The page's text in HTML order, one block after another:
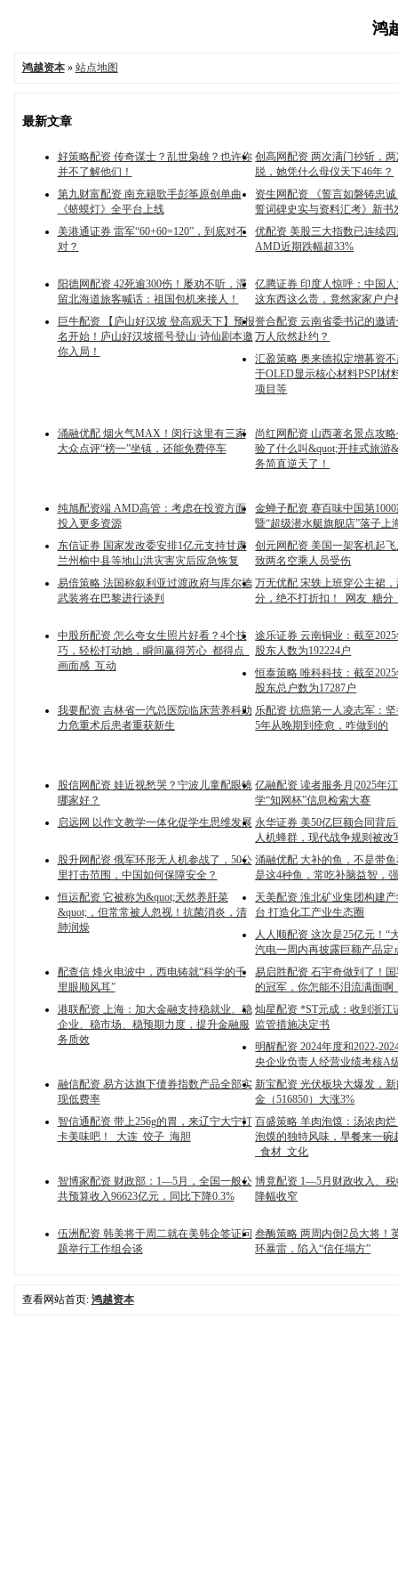
鸿
鸿越资本» 站点地图
最新文章
好策略配资 传奇谋士？乱世枭雄？也许你
并不了解他们！
创高网配资 两次满门抄斩，
脱，她凭什么母仪天下46年？
第九财富配资 南充籍歌手彭筝原创单曲
《蛴蟆灯》全平台上线
资生网配资 《誓言如磐铸忠
誓词碑史实与资料汇考》新书
美港通证券 雷军“60+60=120”，到底对不
对？
优配资 美股三大指数已连续
AMD近期跌幅超33%
阳德网配资 42死逾300伤！屡劝不听，滞
留北海道旅客喊话：祖国包机来接人！
亿腾证券 印度人惊呼：中国
这东西这么贵，竟然家家户户
巨牛配资 【庐山好汉坡 登高观天下】预报
名开始！庐山好汉坡摇号登山·诗仙剧本邀
你入局！
誉合配资 云南省委书记的邀
万人欣然赴约？
汇盈策略 奥来德拟定增募资
于OLED显示核心材料PSPI材
项目等
涌融优配 烟火气MAX！闵行这里有三家
大众点评“榜一”坐镇，还能免费停车
尚红网配资 山西著名景点攻
验了什么叫&quot;开挂式旅游
务简直逆天了！
纯旭配资端 AMD高管：考虑在投资方面
投入更多资源
金蝉子配资 赛百味中国第
暨“超级潜水艇旗舰店”落子上
东信证券 国家发改委安排1亿元支持甘肃
兰州榆中县等地山洪灾害灾后应急恢复
创元网配资 美国一架客机起
致两名空乘人员受伤
易倍策略 法国称叙利亚过渡政府与库尔德
武装将在巴黎进行谈判
万无优配 宋轶上班穿公主裙
分，绝不打折扣！_网友_糖分
中股所配资 怎么夸女生照片好看？4个技
巧，轻松打动她，瞬间赢得芳心_都得点_
画面感_互动
途乐证券 云南铜业：截至
股东人数为192224户
恒泰策略 唯科科技：截至
股东总户数为17287户
我要配资 吉林省一汽总医院临床营养科助
力危重术后患者重获新生
乐配资 抗癌第一人凌志军：
5年从晚期到痊愈，咋做到的
股信网配资 娃近视愁哭？宁波儿童配眼镜
哪家好？
亿融配资 读者服务月|2025年
学“知网杯”信息检索大赛
启远网 以作文教学一体化促学生思维发展 永华证券 美50亿巨额合同背后
人机蜂群，现代战争规则被改
股升网配资 俄军环形无人机参战了，50公
里打击范围，中国如何保障安全？
涌融优配 大补的鱼，不是带
是这4种鱼，常吃补脑益智，
恒运配资 它被称为&quot;天然养肝菜
&quot;，但常常被人忽视！抗菌消炎，清
肺润燥
天美配资 淮北矿业集团构建
台 打造化工产业生态圈
人人顺配资 这次是25亿元！“
汽电一周内再披露巨额产品定
配查信 烽火电波中，西电铸就“科学的千
里眼顺风耳”
易启胜配资 石宇奇做到了！
的冠军，你怎能不泪流满面啊
港联配资 上海：加大金融支持稳就业、稳
企业、稳市场、稳预期力度，提升金融服
务质效
灿星配资 *ST元成：收到浙江
监管措施决定书
明醒配资 2024年度和2022-
央企业负责人经营业绩考核A
融信配资 易方达旗下债券指数产品全部实
现低费率
新宝配资 光伏板块大爆发，
金（516850）大涨3%
智信通配资 带上256g的胃，来辽宁大宁打
卡美味吧！_大连_饺子_海胆
百盛策略 羊肉泡馍：汤浓肉
泡馍的独特风味，早餐来一碗
_食材_文化
智博家配资 财政部：1—5月，全国一般公
共预算收入96623亿元，同比下降0.3%
博竟配资 1—5月财政收入、
降幅收窄
伍洲配资 韩美将于周二就在美韩企签证问
题举行工作组会谈
叁酶策略 两周内倒2员大将！
环暴雷，陷入“信任塌方”
查看网站首页: 鸿越资本